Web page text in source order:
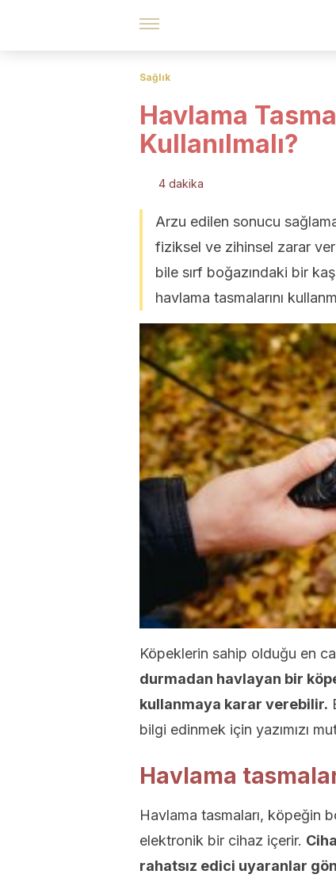
Sağlık
Havlama
Kullanılmalı?
4 dakika
Arzu edilen sonucu
fiziksel ve zihinsel zarar
bile sırf boğazındaki bir
havlama tasmalarını
Köpeklerin sahip olduğu en
durmadan havlayan bir
kullanmaya karar verebilir.
bilgi edinmek için yazımızı
Havlama
Havlama tasmaları, köpeğin
elektronik bir cihaz içerir.
rahatsız edici uyaranlar